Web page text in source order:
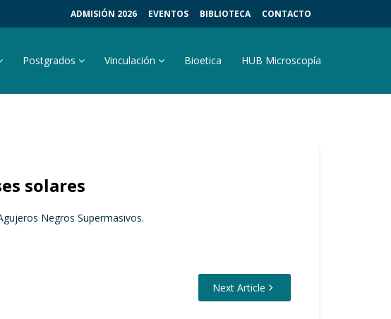
ADMISIÓN 2026 EVENTOS BIBLIOTECA CONTACTO
Postgrados Vinculación Bioetica HUB Microscopía
solares
Negros Supermasivos.
Next Article